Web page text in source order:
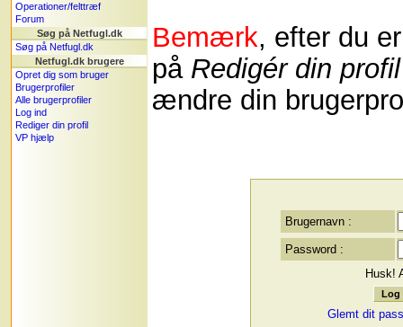
Operationer/felttræf
Forum
Søg på Netfugl.dk
Søg på Netfugl.dk
Netfugl.dk brugere
Opret dig som bruger
Brugerprofiler
Alle brugerprofiler
Log ind
Rediger din profil
VP hjælp
Bemærk, efter du
på Redigér din profil
ændre din
Brugernavn :
Password :
Husk!
Glemt dit